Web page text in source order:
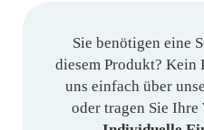
Sie benötigen eine
diesem Produkt? Kein
uns einfach über
oder tragen Sie Ihre